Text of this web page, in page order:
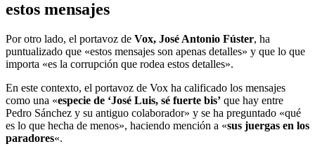
estos mensajes
Por otro lado, el portavoz de Vox, José Antonio Fúster, ha
puntualizado que «estos mensajes son apenas detalles» y que lo que
importa «es la corrupción que rodea estos detalles».
En este contexto, el portavoz de Vox ha calificado los mensajes
como una «especie de ‘José Luis, sé fuerte bis’ que hay entre
Pedro Sánchez y su antiguo colaborador» y se ha preguntado «qué
es lo que hecha de menos», haciendo mención a «sus juergas en los
paradores«.